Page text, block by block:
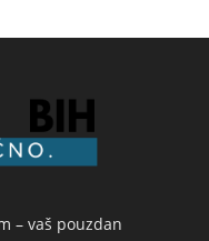
– vaš pouzdan